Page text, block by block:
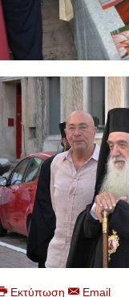
Εκτύπωση Email